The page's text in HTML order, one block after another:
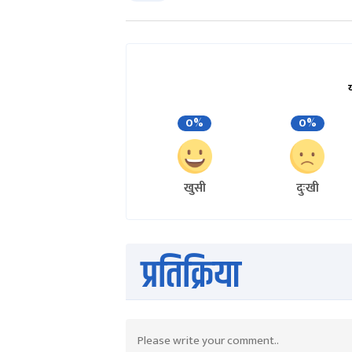
0%
खुसी
0%
दुःखी
प्रतिक्रिया